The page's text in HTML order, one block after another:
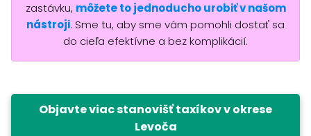
zastávku, môžete to jednoducho urobiť v našom
nástroji. Sme tu, aby sme vám pomohli dostať sa
do cieľa efektívne a bez komplikácií.
Objavte viac stanovišť taxíkov v okrese
Levoča